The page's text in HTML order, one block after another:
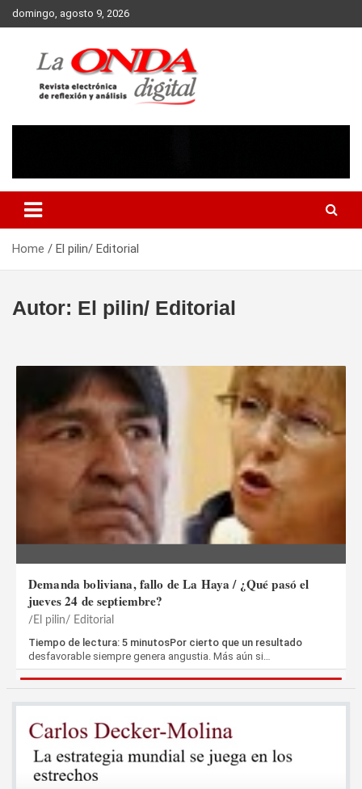
Skip
to
domingo, agosto 9, 2026
Home El pilin/ Editorial
Autor: El pilin/ Editorial
Demanda boliviana, fallo de La Haya / ¿Qué pasó el
jueves 24 de septiembre?
El pilin/ Editorial
Tiempo de lectura: 5 minutosPor cierto que un resultado
desfavorable siempre genera angustia. Más aún si…